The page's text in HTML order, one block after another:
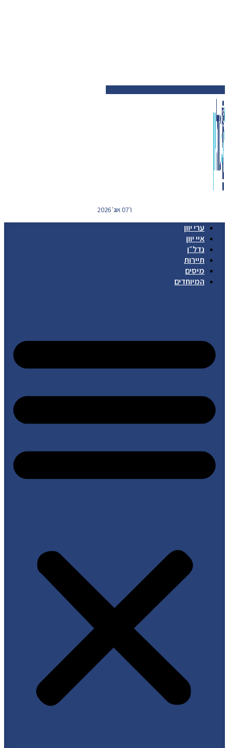
ו' 07 אוג' 2026
ערי יוון
איי יוון
נדל״ן
תיירות
מיסים
המיוחדים